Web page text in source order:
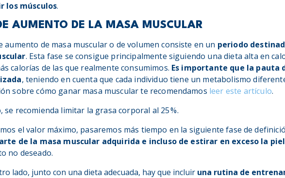
los músculos.
AUMENTO DE LA MASA MUSCULAR
aumento de masa muscular o de volumen consiste en un periodo
. Esta fase se consigue principalmente siguiendo una dieta alta en
calorías de las que realmente consumimos. Es importante que la pauta
, teniendo en cuenta que cada individuo tiene un metabolismo
sobre cómo ganar masa muscular te recomendamos leer este artículo.
se recomienda limitar la grasa corporal al 25 %.
el valor máximo, pasaremos más tiempo en la siguiente fase de
de la masa muscular adquirida e incluso de estirar en exceso la piel
no deseado.
lado, junto con una dieta adecuada, hay que incluir una rutina de